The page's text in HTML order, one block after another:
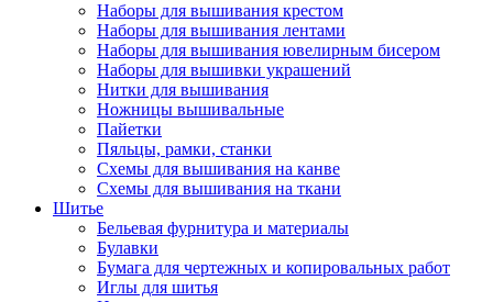
Наборы для вышивания крестом
Наборы для вышивания лентами
Наборы для вышивания ювелирным бисером
Наборы для вышивки украшений
Нитки для вышивания
Ножницы вышивальные
Пайетки
Пяльцы, рамки, станки
Схемы для вышивания на канве
Схемы для вышивания на ткани
Шитье
Бельевая фурнитура и материалы
Булавки
Бумага для чертежных и копировальных работ
Иглы для шитья